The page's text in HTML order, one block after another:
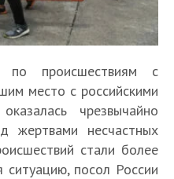
по происшествиям с
место с российскими
чрезвычайно
жертвами несчастных
стали более
ситуацию, посол России